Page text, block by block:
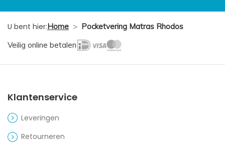
U bent hier:Home > Pocketvering Matras Rhodos
Veilig online betalen
Klantenservice
Leveringen
Retourneren